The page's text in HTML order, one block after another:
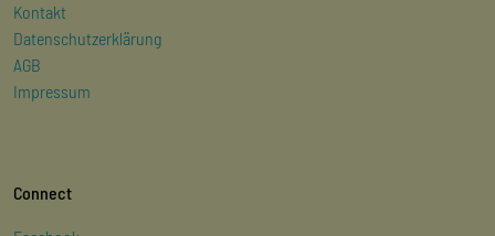
Kontakt
Datenschutzerklärung
AGB
Impressum
Connect